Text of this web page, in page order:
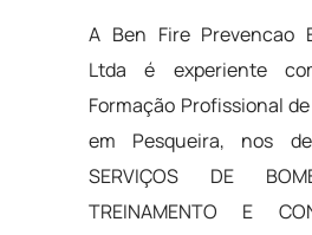
A Ben Fire Prevencao
Ltda é experiente
Formação Profissional
em Pesqueira, nos
SERVIÇOS DE
TREINAMENTO E